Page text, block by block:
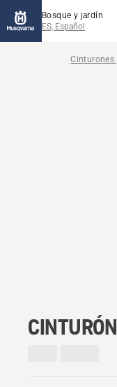
Bosque y jardín
ES, Español
Cinturones